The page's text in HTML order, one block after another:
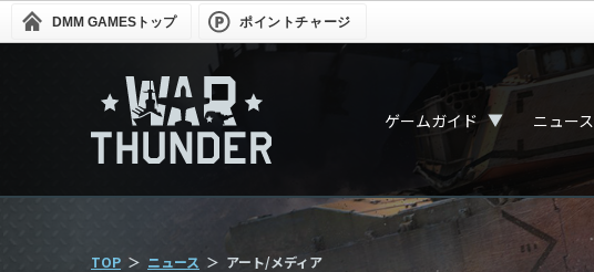
DMM GAMES トップ ポイントチャージ
ゲームガイド ▼ ニュース
TOP ニュース アート/メディア